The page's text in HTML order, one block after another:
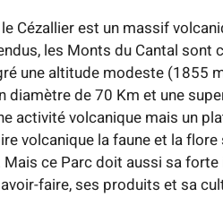
Cézallier est un massif
les Monts du Cantal sont
une altitude modeste (1855
diamètre de 70 Km et une
activité volcanique mais un
volcanique la faune et la
Mais ce Parc doit aussi sa
faire, ses produits et sa